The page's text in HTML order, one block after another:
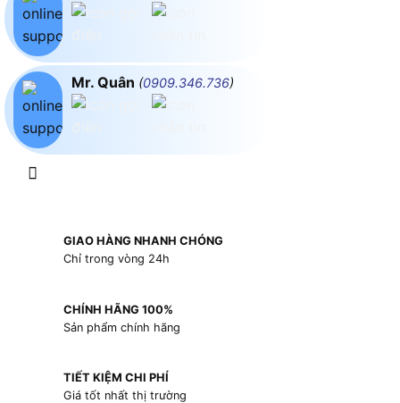
Mr. Quân (0909.346.736)
GIAO HÀNG NHANH CHÓNG
Chỉ trong vòng 24h
CHÍNH HÃNG 100%
Sản phẩm chính hãng
TIẾT KIỆM CHI PHÍ
Giá tốt nhất thị trường